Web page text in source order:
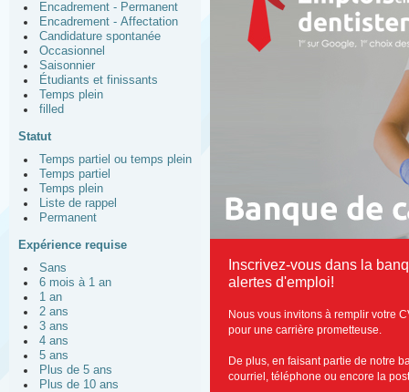
Encadrement - Permanent
Encadrement - Affectation
Candidature spontanée
Occasionnel
Saisonnier
Étudiants et finissants
Temps plein
filled
Statut
Temps partiel ou temps plein
Temps partiel
Temps plein
Liste de rappel
Permanent
Expérience requise
Sans
6 mois à 1 an
1 an
2 ans
3 ans
4 ans
5 ans
Plus de 5 ans
Plus de 10 ans
Inscrivez-vous dans la
alertes d'emploi!
Nous vous invitons à remplir votre
pour une carrière prometteuse.
De plus, en faisant partie de notre
courriel, téléphone ou encore la